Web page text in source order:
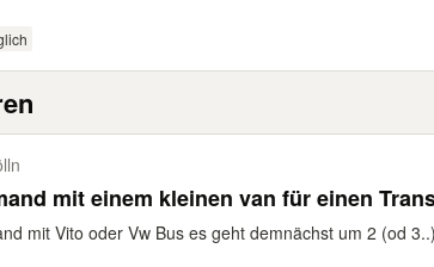
mit einem kleinen van für einen
mit Vito oder Vw Bus es geht demnächst um 2 (od